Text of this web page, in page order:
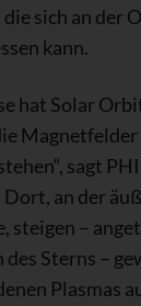
sich an der
kann.
hat Solar
Magnetfelder
sagt
an der
steigen –
Sterns –
Plasmas